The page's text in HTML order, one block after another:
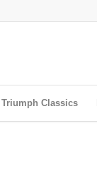
Triumph Classics